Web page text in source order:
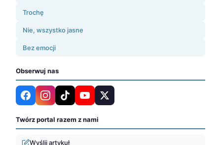
Trochę
Nie, wszystko jasne
Bez emocji
Obserwuj nas
Twórz portal razem z nami
Wyślij artykuł